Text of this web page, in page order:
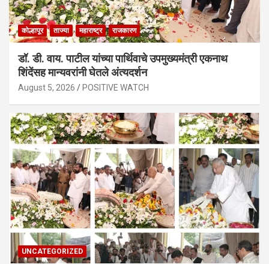
कोल्हापूर ताज्या महाराष्ट्र राजकारण
डॉ. डी. वाय. पाटील यांच्या पार्थिवाचे उपमुख्यमंत्री एकनाथ
शिंदेंसह मान्यवरांनी घेतले अंत्यदर्शन
August 5, 2026 POSITIVE WATCH
UNCATEGORIZED